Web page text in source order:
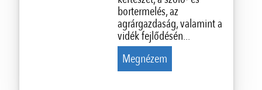
bortermelés, az
agrárgazdaság, valamint a
vidék fejlődésén...
Megnézem